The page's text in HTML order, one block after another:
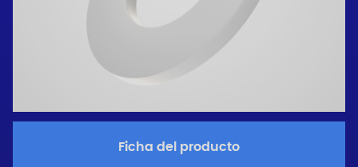
Ficha del producto